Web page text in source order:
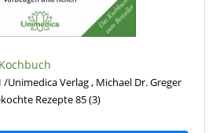
Unimedica Verlag , Michael Dr. Greger
Rezepte 85(3)